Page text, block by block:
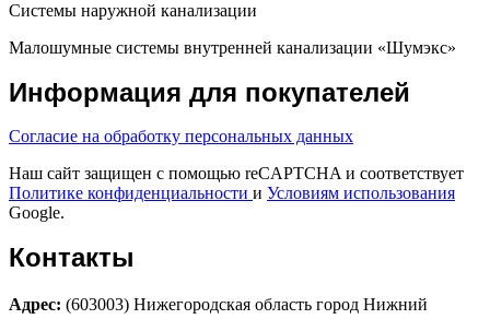
Системы наружной канализации
Малошумные системы внутренней канализации «Шумэкс»
Информация для покупателей
Согласие на обработку персональных данных
Наш сайт защищен с помощью reCAPTCHA и соответствует
Политике конфиденциальности и Условиям использования
Google.
Контакты
Адрес: (603003) Нижегородская область город Нижний